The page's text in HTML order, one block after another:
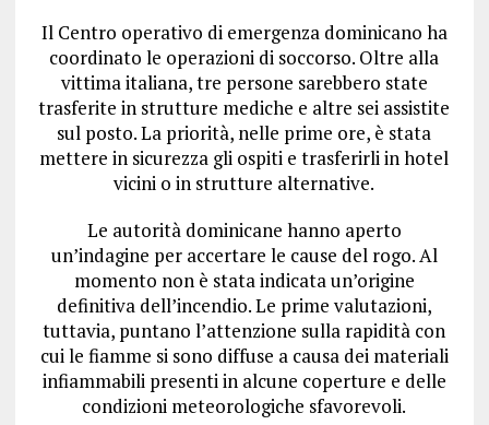
Il Centro operativo di emergenza dominicano ha
coordinato le operazioni di soccorso. Oltre alla
vittima italiana, tre persone sarebbero state
trasferite in strutture mediche e altre sei assistite
sul posto. La priorità, nelle prime ore, è stata
mettere in sicurezza gli ospiti e trasferirli in hotel
vicini o in strutture alternative.
Le autorità dominicane hanno aperto
un’indagine per accertare le cause del rogo. Al
momento non è stata indicata un’origine
definitiva dell’incendio. Le prime valutazioni,
tuttavia, puntano l’attenzione sulla rapidità con
cui le fiamme si sono diffuse a causa dei materiali
infiammabili presenti in alcune coperture e delle
condizioni meteorologiche sfavorevoli.